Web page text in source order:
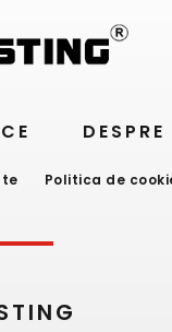
Politica de